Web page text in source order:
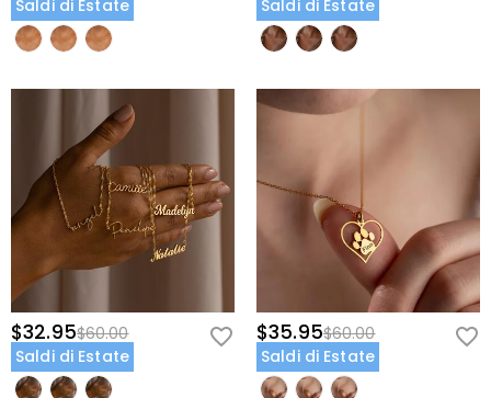
Saldi di Estate
Saldi di Estate
$32.95$60.00
Saldi di Estate
$35.95$60.00
Saldi di Estate